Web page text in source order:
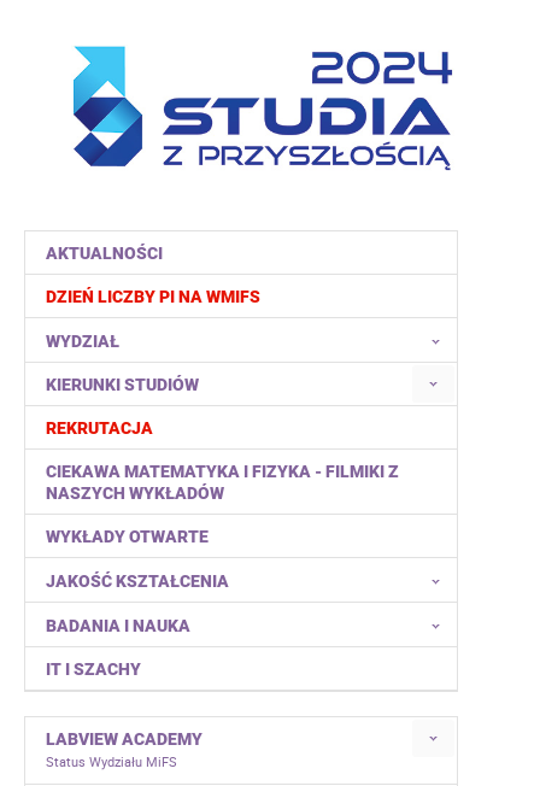
AKTUALNOŚCI
DZIEŃ LICZBY PI NA WMIFS
WYDZIAŁ
KIERUNKI STUDIÓW
REKRUTACJA
CIEKAWA MATEMATYKA I FIZYKA - FILMIKI Z
NASZYCH WYKŁADÓW
WYKŁADY OTWARTE
JAKOŚĆ KSZTAŁCENIA
BADANIA I NAUKA
IT I SZACHY
LABVIEW ACADEMY
Status Wydziału MiFS